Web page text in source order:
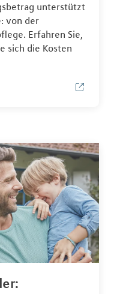
unterstützt
von der
Erfahren Sie,
sich die Kosten